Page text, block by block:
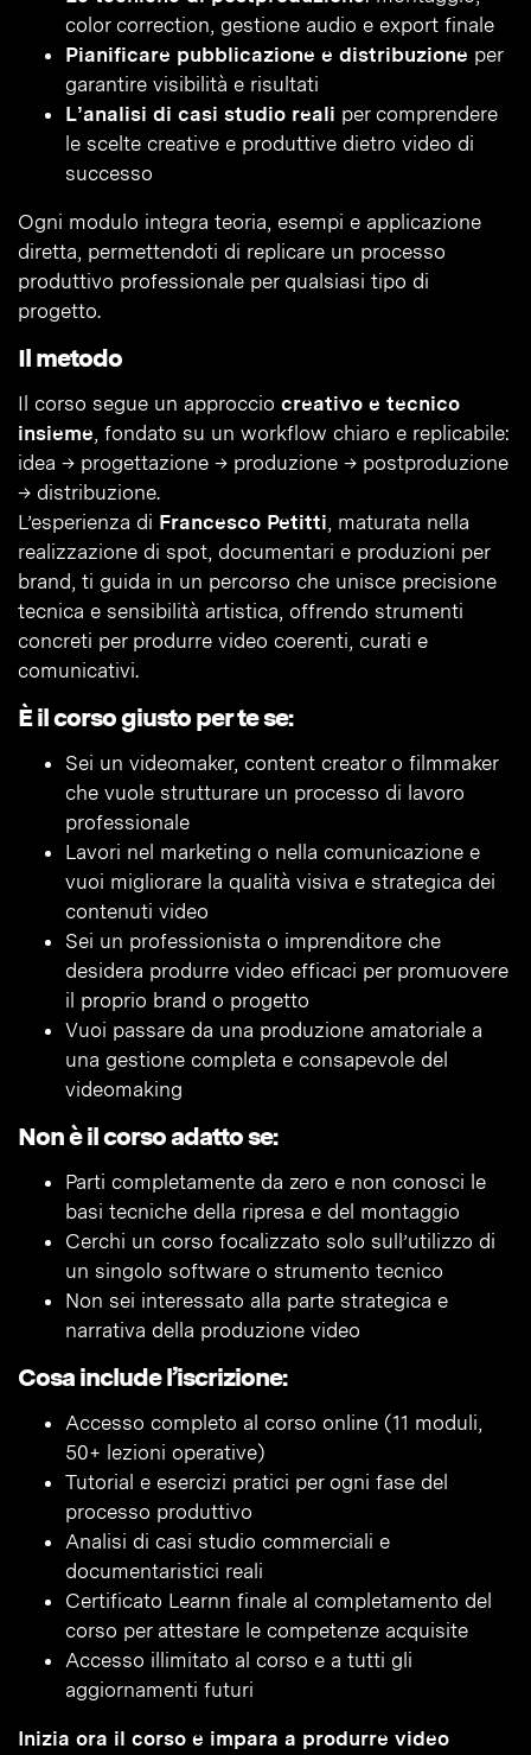
color correction, gestione audio e export finale
Pianificare pubblicazione e distribuzione per
garantire visibilità e risultati
L’analisi di casi studio reali per comprendere
le scelte creative e produttive dietro video di
successo
Ogni modulo integra teoria, esempi e applicazione
diretta, permettendoti di replicare un processo
produttivo professionale per qualsiasi tipo di
progetto.
Il metodo
Il corso segue un approccio creativo e tecnico
insieme, fondato su un workflow chiaro e replicabile:
idea → progettazione → produzione → postproduzione
→ distribuzione.
L’esperienza di Francesco Petitti, maturata nella
realizzazione di spot, documentari e produzioni per
brand, ti guida in un percorso che unisce precisione
tecnica e sensibilità artistica, offrendo strumenti
concreti per produrre video coerenti, curati e
comunicativi.
È il corso giusto per te se:
Sei un videomaker, content creator o filmmaker
che vuole strutturare un processo di lavoro
professionale
Lavori nel marketing o nella comunicazione e
vuoi migliorare la qualità visiva e strategica dei
contenuti video
Sei un professionista o imprenditore che
desidera produrre video efficaci per promuovere
il proprio brand o progetto
Vuoi passare da una produzione amatoriale a
una gestione completa e consapevole del
videomaking
Non è il corso adatto se:
Parti completamente da zero e non conosci le
basi tecniche della ripresa e del montaggio
Cerchi un corso focalizzato solo sull’utilizzo di
un singolo software o strumento tecnico
Non sei interessato alla parte strategica e
narrativa della produzione video
Cosa include l’iscrizione:
Accesso completo al corso online (11 moduli,
50+ lezioni operative)
Tutorial e esercizi pratici per ogni fase del
processo produttivo
Analisi di casi studio commerciali e
documentaristici reali
Certificato Learnn finale al completamento del
corso per attestare le competenze acquisite
Accesso illimitato al corso e a tutti gli
aggiornamenti futuri
Inizia ora il corso e impara a produrre video